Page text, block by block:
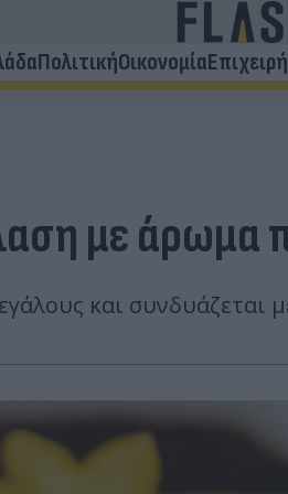
ΠολιτικήΟικονομία
με άρωμα
και συνδυάζεται